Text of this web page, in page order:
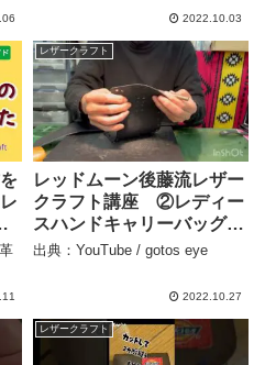
2022.10.03
レザークラフト
レッドムーン後藤流レザー
クラフト講座 ②レディー
スハンドキャリーバッグ製
作 フルハンドメイドによ
トに挑戦して下さい!! –
出典：YouTube / gotos eye
2022.10.27
レザークラフト